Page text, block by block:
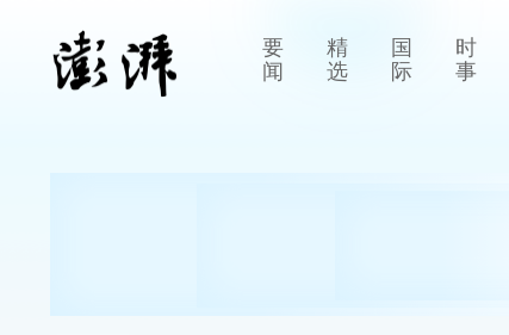
要
闻
精
选
国
际
时
事